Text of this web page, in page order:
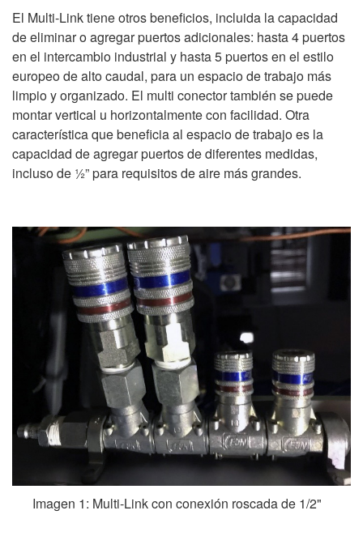
El Multi-Link tiene otros beneficios, incluida la capacidad
de eliminar o agregar puertos adicionales: hasta 4 puertos
en el intercambio industrial y hasta 5 puertos en el estilo
europeo de alto caudal, para un espacio de trabajo más
limpio y organizado. El multi conector también se puede
montar vertical u horizontalmente con facilidad. Otra
característica que beneficia al espacio de trabajo es la
capacidad de agregar puertos de diferentes medidas,
incluso de ½” para requisitos de aire más grandes.
Imagen 1: Multi-Link con conexión roscada de 1/2"